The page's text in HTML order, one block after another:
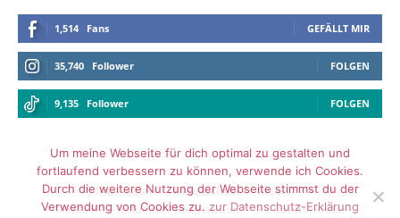
1,514 Fans GEFÄLLT MIR
35,740 Follower FOLGEN
9,135 Follower FOLGEN
Impressum Datenschutz
Archiv
Media Kit – Influencer Kooperation
Kontaktformular
Um meine Webseite für dich optimal zu gestalten und
fortlaufend verbessern zu können, verwende ich Cookies.
Durch die weitere Nutzung der Webseite stimmst du der
Verwendung von Cookies zu. zur Datenschutz-Erklärung